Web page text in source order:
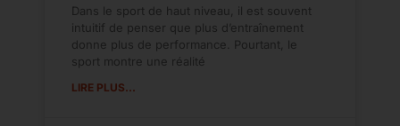
Dans le sport de haut niveau, il est souvent
intuitif de penser que plus d’entraînement
donne plus de performance. Pourtant, le
sport montre une réalité
LIRE PLUS...